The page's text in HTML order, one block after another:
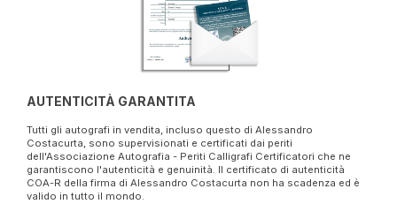
AUTENTICITÀ GARANTITA
Tutti gli autografi in vendita, incluso questo di Alessandro
Costacurta, sono supervisionati e certificati dai periti
dell'Associazione Autografia - Periti Calligrafi Certificatori che ne
garantiscono l'autenticità e genuinità. Il certificato di autenticità
COA-R della firma di Alessandro Costacurta non ha scadenza ed è
valido in tutto il mondo.